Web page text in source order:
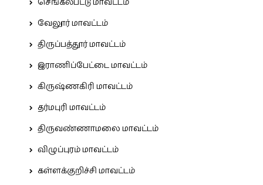
வேலூர் மாவட்டம்
திருப்பத்தூர் மாவட்டம்
இராணிப்பேட்டை மாவட்டம்
கிருஷ்ணகிரி மாவட்டம்
தர்மபுரி மாவட்டம்
திருவண்ணாமலை மாவட்டம்
விழுப்புரம் மாவட்டம்
கள்ளக்குறிச்சி மாவட்டம்